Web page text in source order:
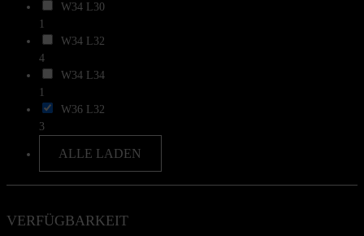
W34 L30
1
W34 L32
4
W34 L34
1
W36 L32
3
ALLE LADEN
VERFÜGBARKEIT